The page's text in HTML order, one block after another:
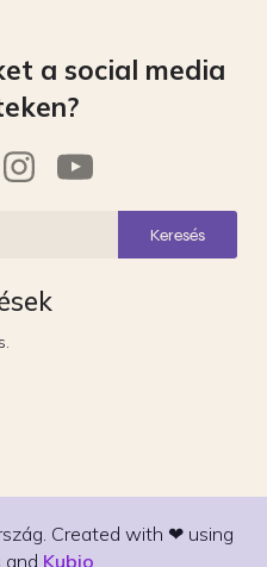
a social media
Keresés
Created with ❤ using
and Kubio